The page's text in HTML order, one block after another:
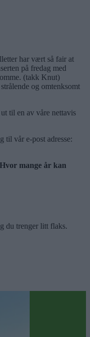
har vært så fair at
på fredag med
(takk Knut)
og omtenksomt
til en av våre nettavis
til vår e-post adresse:
mange år kan
du trenger litt flaks.